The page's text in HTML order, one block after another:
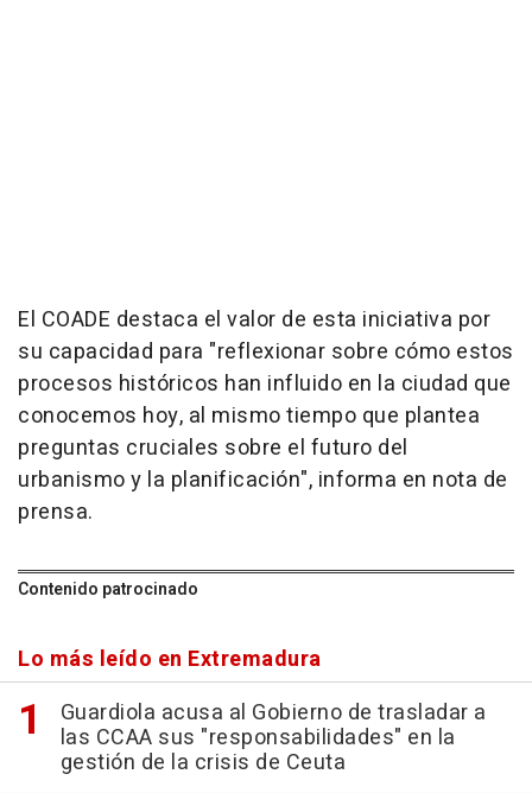
El COADE destaca el valor de esta iniciativa por
su capacidad para "reflexionar sobre cómo estos
procesos históricos han influido en la ciudad que
conocemos hoy, al mismo tiempo que plantea
preguntas cruciales sobre el futuro del
urbanismo y la planificación", informa en nota de
prensa.
Contenido patrocinado
Lo más leído en Extremadura
Guardiola acusa al Gobierno de trasladar a
las CCAA sus "responsabilidades" en la
gestión de la crisis de Ceuta